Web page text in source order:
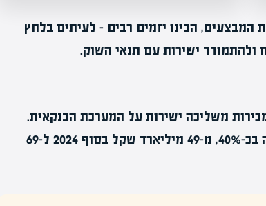
הבינו יזמים רבים – לעיתים בלחץ
ולהתמודד ישירות עם תנאי השוק.
משליכה ישירות על המערכת הבנקאית.
האשראי לפרויקטי מגורים גדל בשנה שעברה בכ-40%, מ-49 מיליארד שקל בסוף 2024 ל-69